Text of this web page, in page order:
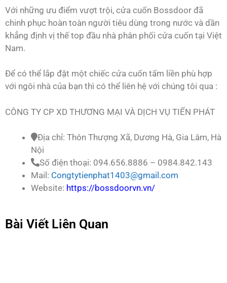
Với những ưu điểm vượt trội, cửa cuốn Bossdoor đã
chinh phục hoàn toàn người tiêu dùng trong nước và dần
khẳng định vị thế top đầu nhà phân phối cửa cuốn tại Việt
Nam.
Để có thể lắp đặt một chiếc cửa cuốn tấm liền phù hợp
với ngôi nhà của bạn thì có thể liên hệ với chúng tôi qua :
CÔNG TY CP XD THƯƠNG MẠI VÀ DỊCH VỤ TIẾN PHÁT
Địa chỉ: Thôn Thượng Xã, Dương Hà, Gia Lâm, Hà
Nội
Số điện thoại: 094.656.8886 – 0984.842.143
Mail: Congtytienphat1403@gmail.com
Website: https://bossdoorvn.vn/
Bài Viết Liên Quan